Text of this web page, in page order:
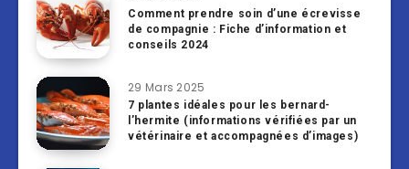
Comment prendre soin d’une écrevisse
de compagnie : Fiche d’information et
conseils 2024
29 Mars 2025
7 plantes idéales pour les bernard-
l’hermite (informations vérifiées par un
vétérinaire et accompagnées d’images)